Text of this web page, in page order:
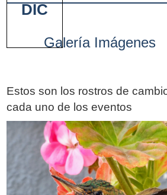
Galería Imágenes
Estos son los rostros de
cada uno de los eventos
DIC